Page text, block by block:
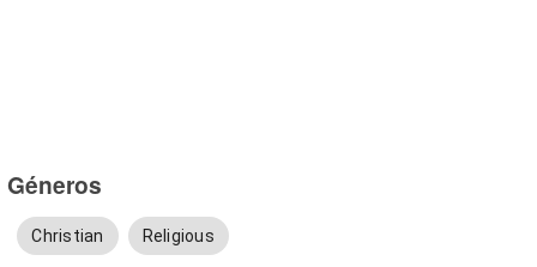
Géneros
Christian Religious